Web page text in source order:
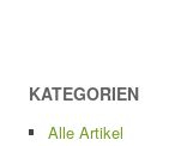
KATEGORIEN
Alle Artikel